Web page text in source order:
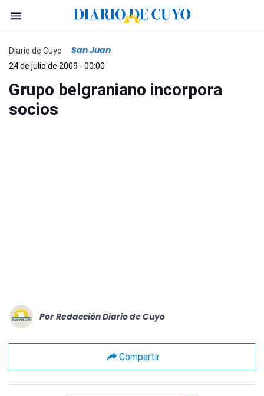
Diario de Cuyo San Juan
24 de julio de 2009 - 00:00
Grupo belgraniano incorpora
socios
Por Redacción Diario de Cuyo
Compartir